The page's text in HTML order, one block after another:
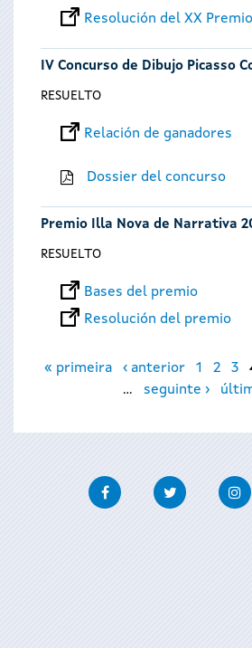
Resolución del XX
IV Concurso de Dibujo Picasso
RESUELTO
Relación de ganadores
Dossier del concurso
Premio Illa Nova de Narrativa
RESUELTO
Bases del premio
Resolución del premio
Páginas
« primeira ‹ anterior 1 2 3
…
seguinte ›
FacebookTwitter